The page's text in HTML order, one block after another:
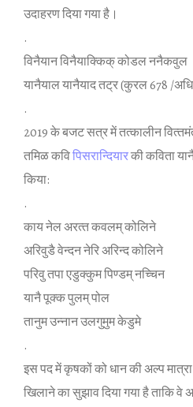
उदाहरण द‍िया गया है।
.
व‍िनैयान व‍िनैयाक्‍क‍िक् कोडल ननैकवुल
यानैयाल यानैयाद तट्र (कुरल 678 /
.
2019 के बजट सत्र में तत्‍कालीन
तम‍ि‍ळ कव‍िप‍िसरान्‍द‍ियारकी कव‍िता
क‍िया:
.
काय नेल अरत्‍त कवलम् कोल‍िने
अर‍िवुडै वेन्‍दन नेर‍ि अर‍िन्‍द कोल‍िने
पर‍िवु तपा एडुक्‍कुम प‍िण्‍डम् नच्‍च‍िन
यानै पूक्‍क पुलम् पोल
तानुम उन्‍नान उलगुमुम केडुमे
.
इस पद में कृषकों को धान की अल्‍प
ख‍िलाने का सुझाव द‍िया गया है ताक‍ि वे